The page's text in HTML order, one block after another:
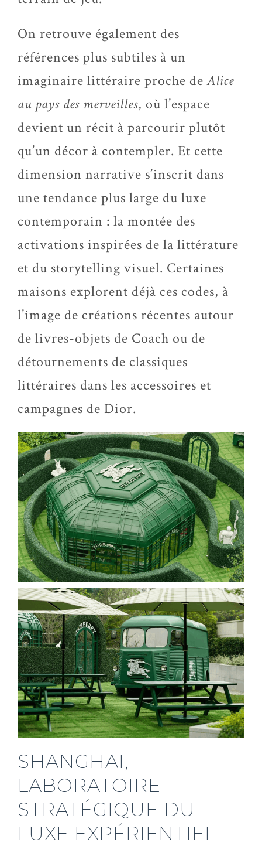
On retrouve également des
références plus subtiles à un
imaginaire littéraire proche deAlice
au pays des merveilles, où l’espace
devient un récit à parcourir plutôt
qu’un décor à contempler. Et cette
dimension narrative s’inscrit dans
une tendance plus large du luxe
contemporain : la montée des
activations inspirées de la littérature
et du storytelling visuel. Certaines
maisons explorent déjà ces codes, à
l’image de créations récentes autour
de livres-objets de Coach ou de
détournements de classiques
littéraires dans les accessoires et
campagnes de Dior.
SHANGHAI,
LABORATOIRE
STRATÉGIQUE DU
LUXE EXPÉRIENTIEL